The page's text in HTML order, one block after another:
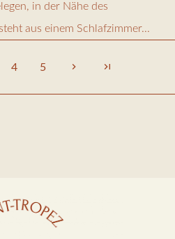
in der Nähe des
aus einem Schlafzimmer...
4 5